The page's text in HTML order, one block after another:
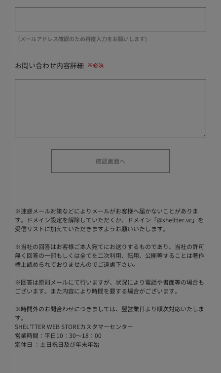
（メールアドレス確認のため再度入力をお願いします)
お問い合わせ内容詳細
※迷惑メール対策などによりメールがお客様へ届かないことがありま
す。ドメイン設定を解除していただくか、ドメイン「@sheltter.vc」を
受信リストに加えていただきますようお願いいたします。
※当社の回答はお客様ご本人宛てにお送りするものであり、当社の許可
無く回答の一部もしくは全てを二次利用、転用、公開等することは著作
権上認められておりませんのでご遠慮下さい。
※回答は原則メールにて行いますが、状況により電話や書面等の場合も
ございます。また内容により時間を要する場合がございます。
※時間外のお問合わせにつきましては、翌営業日より順次対応いたしま
す。
SHEL'TTER WEB STOREカスタマーセンター
営業時間：平日10：30～18：00
定休日 ：土日祝日及び年末年始